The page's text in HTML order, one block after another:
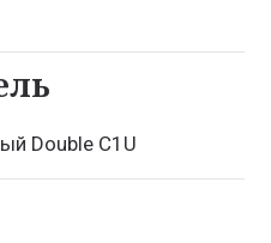
Double C1U